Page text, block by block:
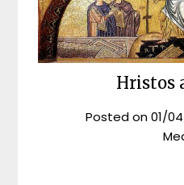
Hristos
Posted on01/